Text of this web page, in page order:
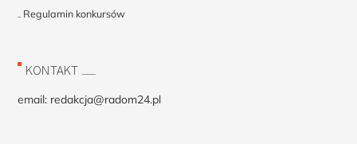
Regulamin konkursów
KONTAKT
email: redakcja@radom24.pl